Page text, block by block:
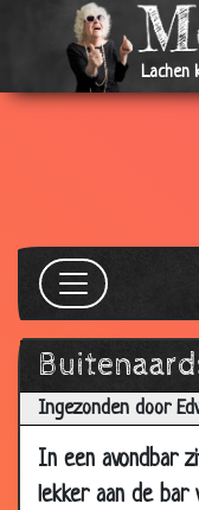
Lachen
Ingezonden door
In een avondbar
lekker aan de bar
16 Sep
2009
Ze stoppen
16 Sep
De overname
2009
10 Sep
07 Sep
2009
Een avondje
2009
Iets aan te